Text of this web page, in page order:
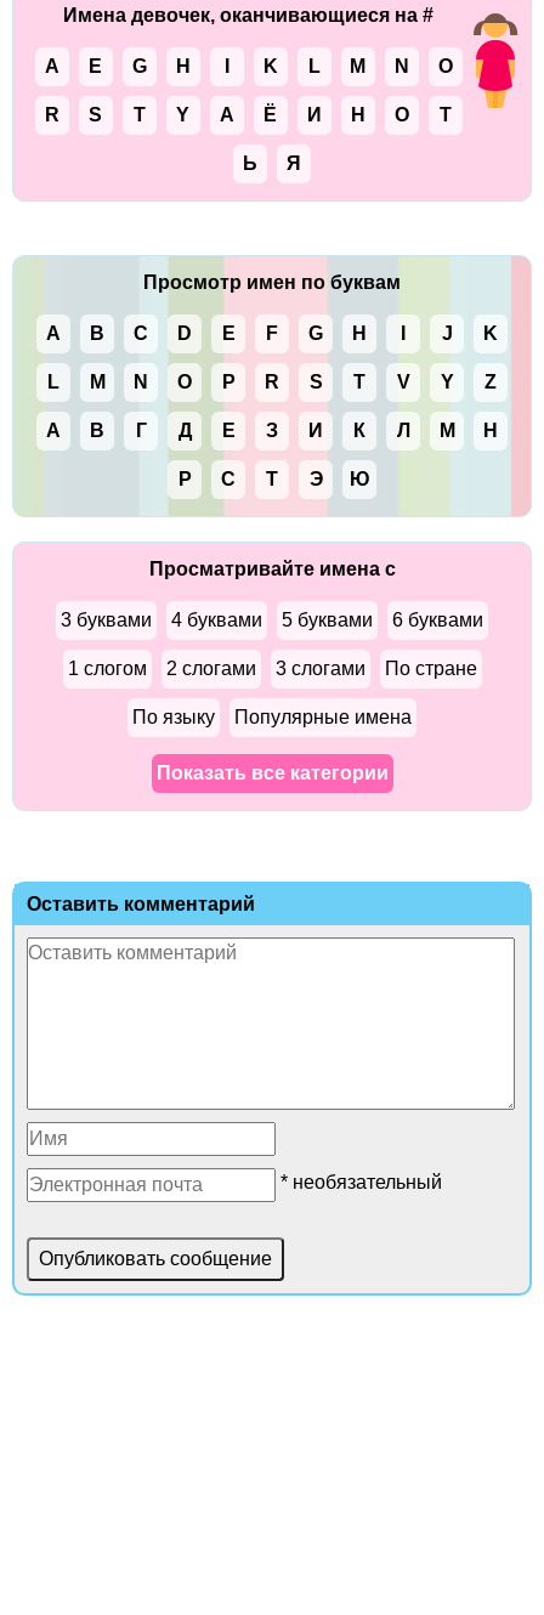
Имена девочек, оканчивающиеся на #
A E G H K L M N O
R S T Y А Ё И Н О Т
Ь Я
Просмотр имен по буквам
A B C D E F G H J K
L M N O P R S T V Y Z
А В Г Д Е З И К Л М Н
Р С Т Э Ю
Просматривайте имена с
3 буквами 4 буквами 5 буквами 6 буквами
1 слогом 2 слогами 3 слогами По стране
По языку Популярные имена
Показать все категории
Оставить комментарий
* необязательный